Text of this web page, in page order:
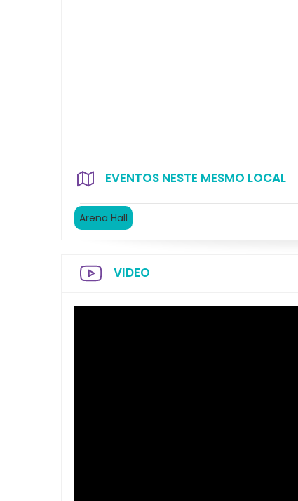
EVENTOS NESTE MESMO LOCAL
Arena Hall
VIDEO